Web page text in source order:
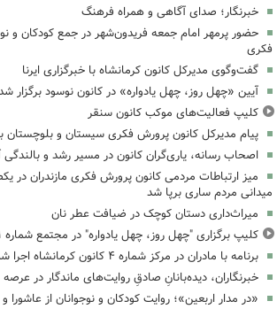
خبرنگار؛ صدای آگاهی و همراه فرهنگ
حضور پرمهر امام جمعه فریدون‌شهر در جمع کودکان و
فکری
گفت‌وگوی مدیرکل کانون کرمانشاه با خبرگزاری ایرنا
آیین «چهل روز، چهل یادواره» در کانون نوسود برگزار
کلیپ فعالیت‌های موکب کانون سنقر
پیام مدیرکل کانون پرورش فکری سیستان و بلوچستان
اصحاب رسانه، یاری‌گران کانون در مسیر رشد و بالندگی
میز ارتباطات مردمی کانون پرورش فکری مازندران
میدانی مردم ساری برپا شد
میراث‌داری دستان کوچک در ضیافت عطر نان
کلیپ برگزاری "چهل روز، چهل یادواره" در مجتمع شماره ۱ کانون کرمانشاه
برنامه با مادران در مرکز شماره ۴ کانون کرمانشاه اجرا شد
خبرنگاران، دیده‌بانانِ صادقِ روایت‌های ماندگار در
«در مدار اربعین»؛ روایت کودکان و نوجوانان از عاشورا و